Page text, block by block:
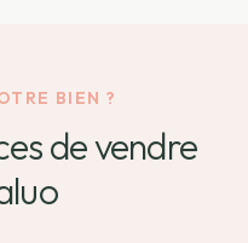
BIEN ?
de vendre